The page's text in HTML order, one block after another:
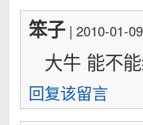
笨子| 2010-01-
大牛 能不
回复该留言